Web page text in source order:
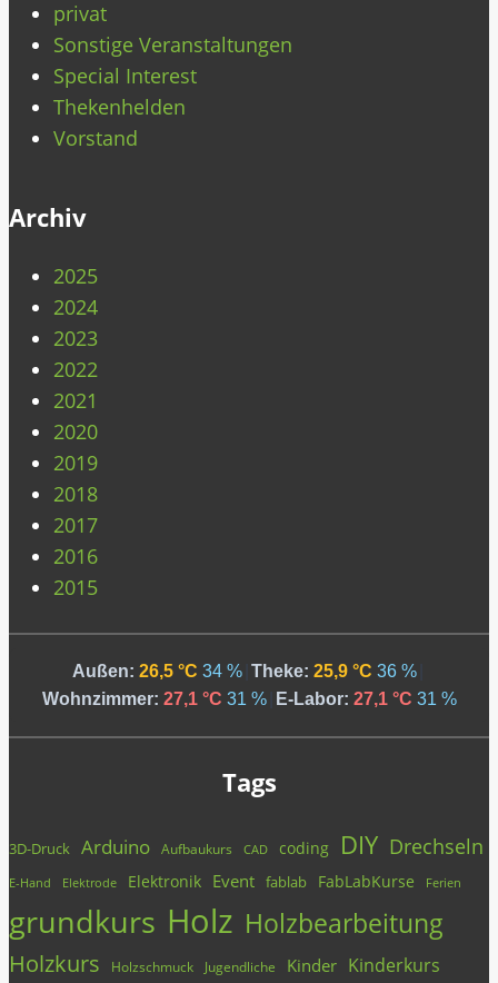
privat
Sonstige Veranstaltungen
Special Interest
Thekenhelden
Vorstand
Archiv
2025
2024
2023
2022
2021
2020
2019
2018
2017
2016
2015
Außen: 26,5 °C 34 % Theke: 25,9 °C 36 %
Wohnzimmer: 27,1 °C 31 % E-Labor: 27,1 °C 31 %
Tags
3D-Druck Arduino Aufbaukurs CAD coding DIY Drechseln
E-Hand Elektrode Elektronik Event fablab FabLabKurse Ferien
grundkurs Holz Holzbearbeitung
Holzkurs Holzschmuck Jugendliche Kinder Kinderkurs